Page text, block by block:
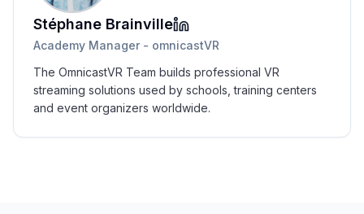
Stéphane Brainville
Academy Manager - omnicastVR
The OmnicastVR Team builds professional VR
streaming solutions used by schools, training centers
and event organizers worldwide.